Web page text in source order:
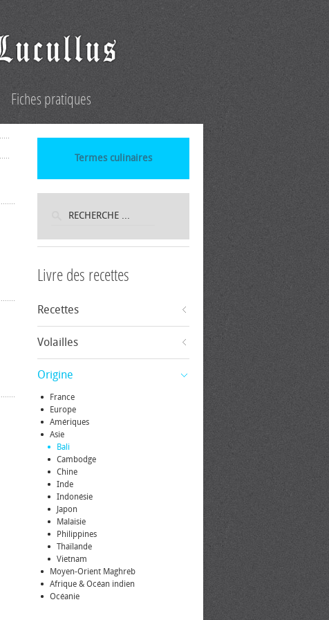
Fiches pratiques
Termes culinaires
Livre des recettes
Recettes
Volailles
Origine
France
Europe
Amériques
Asie
Bali
Cambodge
Chine
Inde
Indonésie
Japon
Malaisie
Philippines
Thaïlande
Vietnam
Moyen-Orient Maghreb
Afrique & Océan indien
Océanie